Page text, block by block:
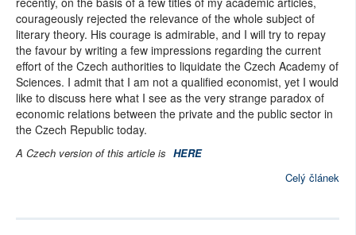
courageously rejected the relevance of the whole subject of
literary theory. His courage is admirable, and I will try to repay
the favour by writing a few impressions regarding the current
effort of the Czech authorities to liquidate the Czech Academy of
Sciences. I admit that I am not a qualified economist, yet I would
like to discuss here what I see as the very strange paradox of
economic relations between the private and the public sector in
the Czech Republic today.
A Czech version of this article is HERE
Celý článek